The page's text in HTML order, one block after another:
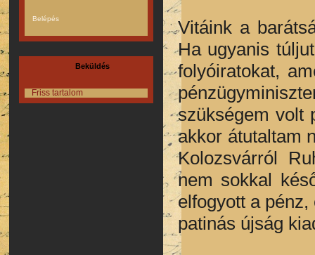
Beküldés
Friss tartalom
Vitáink a
Ha ugyanis
folyóiratokat,
szükségem volt
akkor átutaltam
Kolozsvárról
nem sokkal
elfogyott a
patinás újság